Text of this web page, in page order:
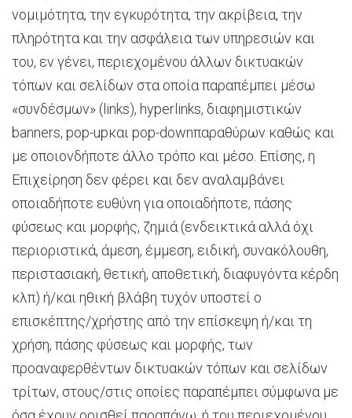
νομιμότητα, την εγκυρότητα, την ακρίβεια, την
πληρότητα και την ασφάλεια των υπηρεσιών και
του, εν γένει, περιεχομένου άλλων δικτυακών
τόπων και σελίδων στα οποία παραπέμπει μέσω
«συνδέσμων» (links), hyperlinks, διαφημιστικών
banners, pop-upκαι pop-downπαραθύρων καθώς και
με οποιονδήποτε άλλο τρόπο και μέσο. Επίσης, η
Επιχείρηση δεν φέρει και δεν αναλαμβάνει
οποιαδήποτε ευθύνη για οποιαδήποτε, πάσης
φύσεως και μορφής, ζημιά (ενδεικτικά αλλά όχι
περιοριστικά, άμεση, έμμεση, ειδική, συνακόλουθη,
περιστασιακή, θετική, αποθετική, διαφυγόντα κέρδη
κλπ) ή/και ηθική βλάβη τυχόν υποστεί ο
επισκέπτης/χρήστης από την επίσκεψη ή/και τη
χρήση, πάσης φύσεως και μορφής, των
προαναφερθέντων δικτυακών τόπων και σελίδων
τρίτων, στους/στις οποίες παραπέμπει σύμφωνα με